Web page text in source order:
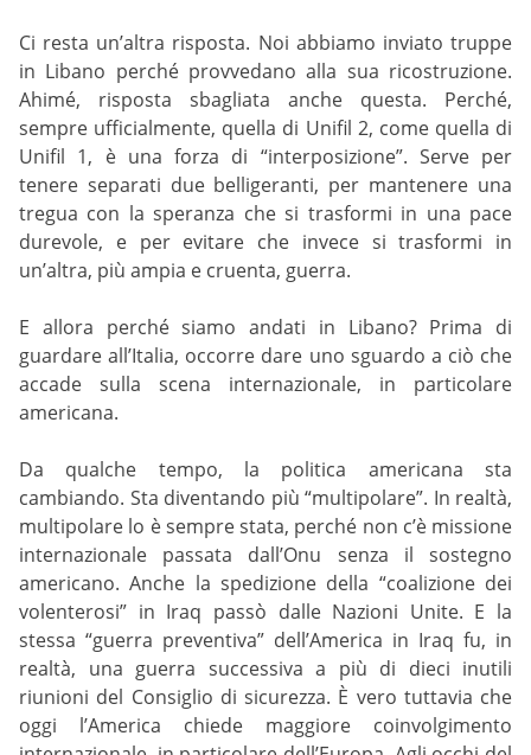
Ci resta un’altra risposta. Noi abbiamo inviato truppe
in Libano perché provvedano alla sua ricostruzione.
Ahimé, risposta sbagliata anche questa. Perché,
sempre ufficialmente, quella di Unifil 2, come quella di
Unifil 1, è una forza di “interposizione”. Serve per
tenere separati due belligeranti, per mantenere una
tregua con la speranza che si trasformi in una pace
durevole, e per evitare che invece si trasformi in
un’altra, più ampia e cruenta, guerra.
E allora perché siamo andati in Libano? Prima di
guardare all’Italia, occorre dare uno sguardo a ciò che
accade sulla scena internazionale, in particolare
americana.
Da qualche tempo, la politica americana sta
cambiando. Sta diventando più “multipolare”. In realtà,
multipolare lo è sempre stata, perché non c’è missione
internazionale passata dall’Onu senza il sostegno
americano. Anche la spedizione della “coalizione dei
volenterosi” in Iraq passò dalle Nazioni Unite. E la
stessa “guerra preventiva” dell’America in Iraq fu, in
realtà, una guerra successiva a più di dieci inutili
riunioni del Consiglio di sicurezza. È vero tuttavia che
oggi l’America chiede maggiore coinvolgimento